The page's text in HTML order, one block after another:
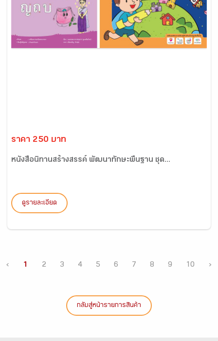
ราคา 250 บาท
หนังสือนิทานสร้างสรรค์ พัฒนาทักษะพื้นฐาน ชุด...
ดูรายละเอียด
‹ 1 2 3 4 5 6 7 8 9 10 ›
กลับสู่หน้ารายการสินค้า